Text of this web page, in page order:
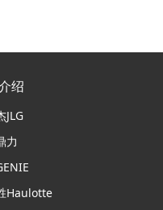
绍
JLG
力
Haulotte